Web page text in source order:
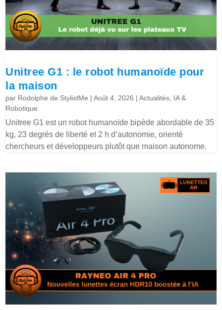
Unitree G1 : le robot humanoïde pour
la maison
par Rodolphe de StylistMe |Août 4, 2026 |Actualités IA &
Robotique
Unitree G1 est un robot humanoïde bipède abordable de 35
kg, 23 degrés de liberté et 2 h d’autonomie, orienté
chercheurs et développeurs plutôt que maison autonome.